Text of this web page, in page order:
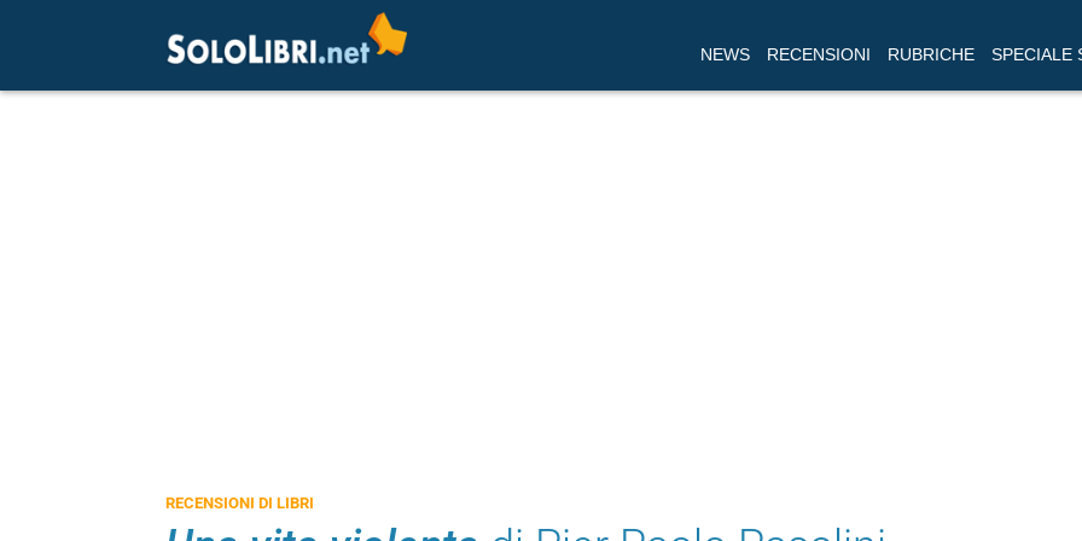
NEWS RECENSIONI RUBRICHE SPECIALE
RECENSIONI DI LIBRI